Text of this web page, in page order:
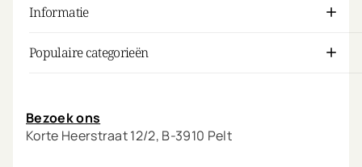
Informatie
Populaire categorieën
Bezoek ons
Korte Heerstraat 12/2, B-3910 Pelt